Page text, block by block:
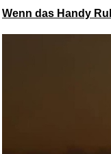
Wenn das Handy